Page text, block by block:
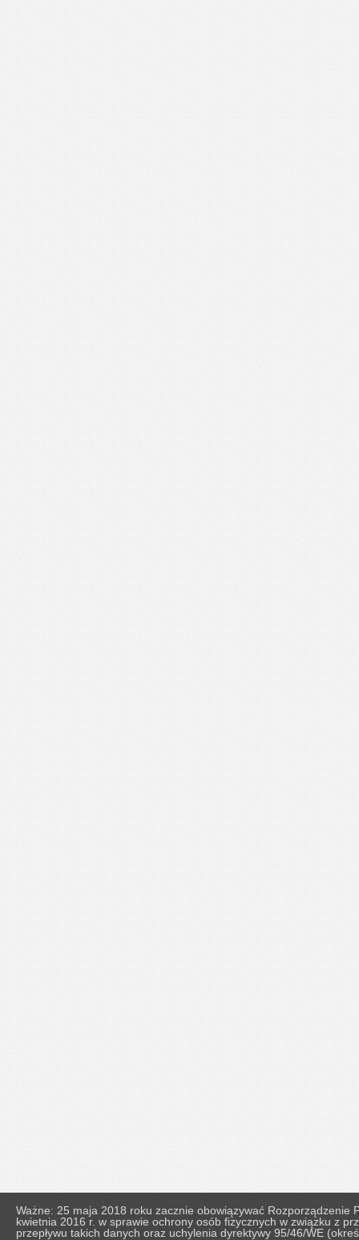
Ważne: 25 maja 2018 roku zacznie obowiązywać
kwietnia 2016 r. w sprawie ochrony osób fizycznych w związku z
przepływu takich danych oraz uchylenia dyrektywy 95/46/WE